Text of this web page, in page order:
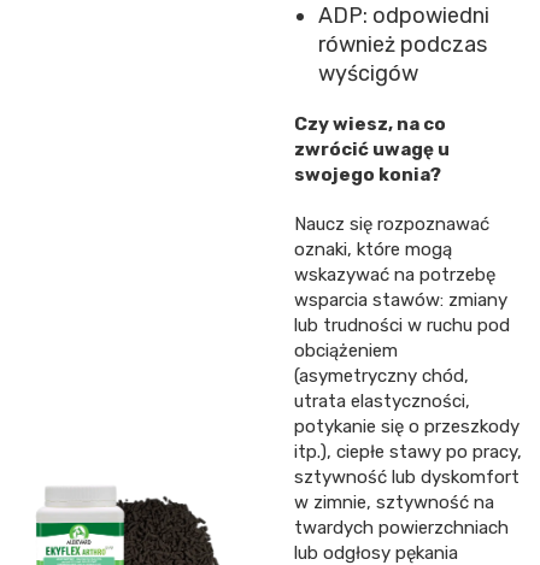
ADP: odpowiedni
również podczas
wyścigów
Czy wiesz, na co
zwrócić uwagę u
swojego konia?
Naucz się rozpoznawać
oznaki, które mogą
wskazywać na potrzebę
wsparcia stawów: zmiany
lub trudności w ruchu pod
obciążeniem
(asymetryczny chód,
utrata elastyczności,
potykanie się o przeszkody
itp.), ciepłe stawy po pracy,
sztywność lub dyskomfort
w zimnie, sztywność na
twardych powierzchniach
lub odgłosy pękania